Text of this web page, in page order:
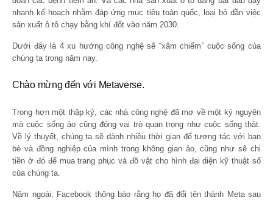
nhanh kế hoạch nhằm đáp ứng mục tiêu toàn quốc, loại bỏ dần việc
sản xuất ô tô chạy bằng khí đốt vào năm 2030.
Dưới đây là 4 xu hướng công nghệ sẽ “xâm chiếm” cuộc sống của
chúng ta trong năm nay.
Chào mừng đến với Metaverse.
Trong hơn một thập kỷ, các nhà công nghệ đã mơ về một kỷ nguyên
mà cuộc sống ảo cũng đóng vai trò quan trọng như cuộc sống thật.
Về lý thuyết, chúng ta sẽ dành nhiều thời gian để tương tác với bạn
bè và đồng nghiệp của mình trong không gian ảo, cũng như sẽ chi
tiền ở đó để mua trang phục và đồ vật cho hình đại diện kỹ thuật số
của chúng ta.
Năm ngoái, Facebook thông báo rằng họ đã đổi tên thành Meta sau